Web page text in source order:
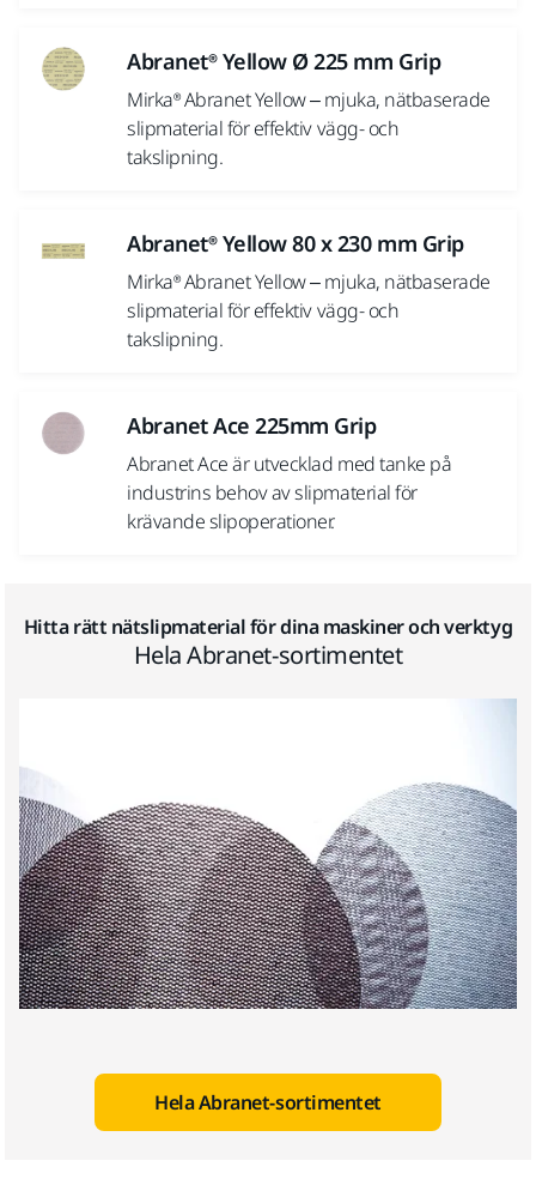
Abranet® Yellow Ø 225 mm Grip
Mirka® Abranet Yellow – mjuka, nätbaserade
slipmaterial för effektiv vägg- och
takslipning.
Abranet® Yellow 80 x 230 mm Grip
Mirka® Abranet Yellow – mjuka, nätbaserade
slipmaterial för effektiv vägg- och
takslipning.
Abranet Ace 225mm Grip
Abranet Ace är utvecklad med tanke på
industrins behov av slipmaterial för
krävande slipoperationer.
Hitta rätt nätslipmaterial för dina maskiner och verktyg
Hela Abranet-sortimentet
Hela Abranet-sortimentet